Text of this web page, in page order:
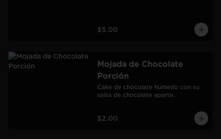
$5.00
Mojada de Chocolate
Porción
Cake de chocolate húmedo con su
salsa de chocolate aparte.
$2.00